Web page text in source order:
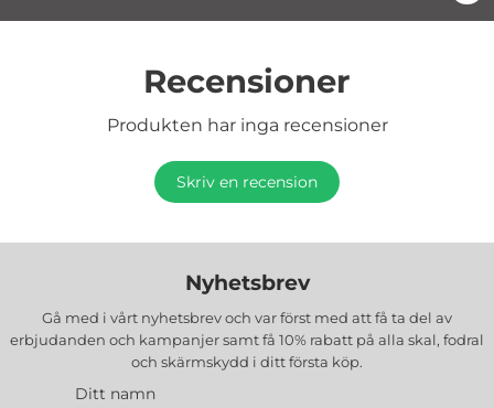
Recensioner
Produkten har inga recensioner
Skriv en recension
Nyhetsbrev
Gå med i vårt nyhetsbrev och var först med att få ta del av
erbjudanden och kampanjer samt få 10% rabatt på alla skal, fodral
och skärmskydd i ditt första köp.
Ditt namn